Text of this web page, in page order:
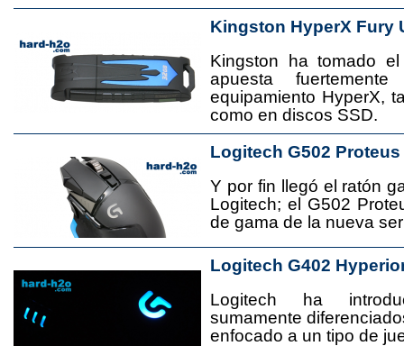
Kingston HyperX Fury
Kingston ha tomado
apuesta
equipamiento HyperX,
como en discos SSD.
Logitech G502 Proteus
Y por fin llegó el ratón
Logitech; el G502
de gama de la nueva
Logitech G402
Logitech ha
sumamente
enfocado a un tipo de